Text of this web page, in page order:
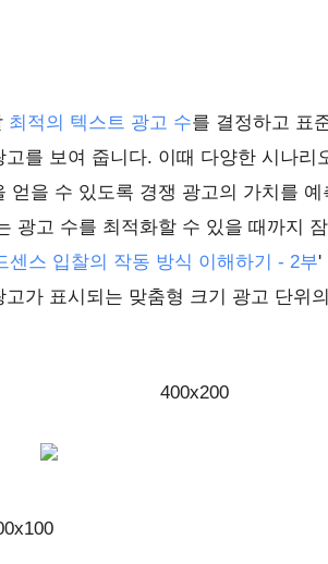
최적의 텍스트 광고 수를 결정하고 표
를 보여 줍니다. 이때 다양한 시나리
을 수 있도록 경쟁 광고의 가치를 예
광고 수를 최적화할 수 있을 때까지
센스 입찰의 작동 방식 이해하기 - 2부'
가 표시되는 맞춤형 크기 광고 단위